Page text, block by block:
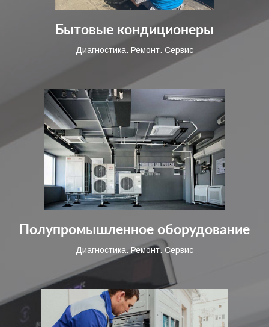
Бытовые кондиционеры
Диагностика. Ремонт. Сервис
Полупромышленное оборудование
Диагностика. Ремонт. Сервис